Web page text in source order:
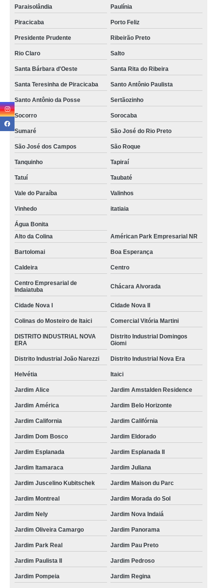
Paraisolândia Paulínia
Piracicaba Porto Feliz
Presidente Prudente Ribeirão Preto
Rio Claro Salto
Santa Bárbara d'Oeste Santa Rita do Ribeira
Santa Teresinha de Piracicaba Santo Antônio Paulista
Santo Antônio da Posse Sertãozinho
Socorro Sorocaba
Sumaré São José do Rio Preto
São José dos Campos São Roque
Tanquinho Tapiraí
Tatuí Taubaté
Vale do Paraíba Valinhos
Vinhedo itatiaia
Água Bonita
Alto da Colina
Américan Park Empresarial NR
Bartolomai Boa Esperança
Caldeira Centro
Centro Empresarial de
Indaiatuba
Chácara Alvorada
Cidade Nova I Cidade Nova II
Colinas do Mosteiro de Itaici Comercial Vitória Martini
DISTRITO INDUSTRIAL NOVA
ERA
Distrito Industrial Domingos
Giomi
Distrito Industrial João Narezzi Distrito Industrial Nova Era
Helvétia Itaici
Jardim Alice Jardim Amstalden Residence
Jardim América Jardim Belo Horizonte
Jardim California Jardim Califórnia
Jardim Dom Bosco Jardim Eldorado
Jardim Esplanada Jardim Esplanada II
Jardim Itamaraca Jardim Juliana
Jardim Juscelino Kubitschek Jardim Maison du Parc
Jardim Montreal Jardim Morada do Sol
Jardim Nely Jardim Nova Indaiá
Jardim Oliveira Camargo Jardim Panorama
Jardim Park Real Jardim Pau Preto
Jardim Paulista II Jardim Pedroso
Jardim Pompeia Jardim Regina